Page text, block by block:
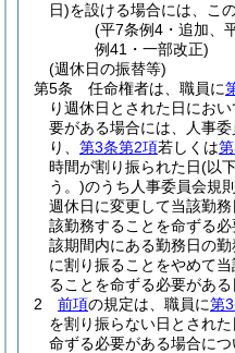
日)を設ける場合には、こ
(平7条例4・追加、
例41・一部改正)
(週休日の振替等)
第5条
任命権者は、職員に
り週休日とされた日にお
要がある場合には、人事
り、 第3条第2項若しくは
時間が割り振られた日(以
う。)のうち人事委員会規
週休日に変更して当該勤
該勤務することを命ずる
該期間内にある勤務日の
に割り振ることをやめて
ることを命ずる必要がある
2
前項の規定は、職員に第
を割り振らない日とされ
命ずる必要がある場合につ